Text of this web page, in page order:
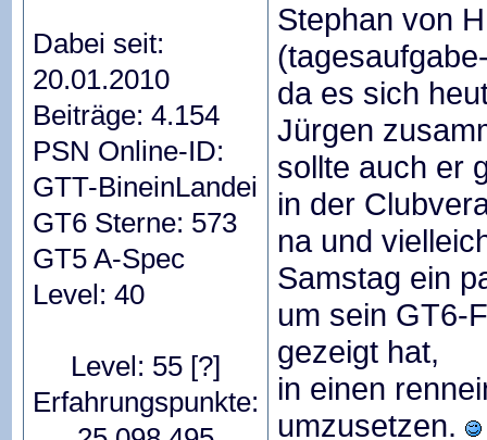
Dabei seit:
20.01.2010
Beiträge: 4.154
PSN Online-ID:
GTT-BineinLandei
GT6 Sterne: 573
GT5 A-Spec
Level: 40
Level: 55 [?]
Erfahrungspunkte:
Stephan von
da es sich
Jürgen
sollte auch er
in der
na und
Samstag ein
um sein GT6-
gezeigt hat,
in einen
umzusetzen.